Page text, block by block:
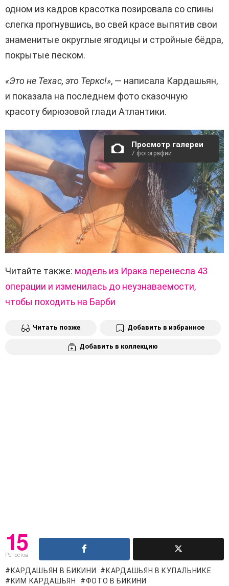
одном из кадров красотка позировала со спины
слегка прогнувшись, во свей красе выпятив свои
знаменитые округлые ягодицы и стройные бёдра,
покрытые песком.
«Это не Техас, это Теркс!», — написала Кардашьян,
и показала на последнем фото сказочную
красоту бирюзовой глади Атлантики.
Просмотр галереи
7 фотографий
Читайте также: модель из Ирака перенесла 43
операции и изменилась до неузнаваемости,
чтобы походить на Барби
Читать позже Добавить в избранное
Добавить в коллекцию
15
Репостов
КАРДАШЬЯН В БИКИНИ
КАРДАШЬЯН В КУПАЛЬНИКЕ
КИМ КАРДАШЬЯН
ФОТО В БИКИНИ